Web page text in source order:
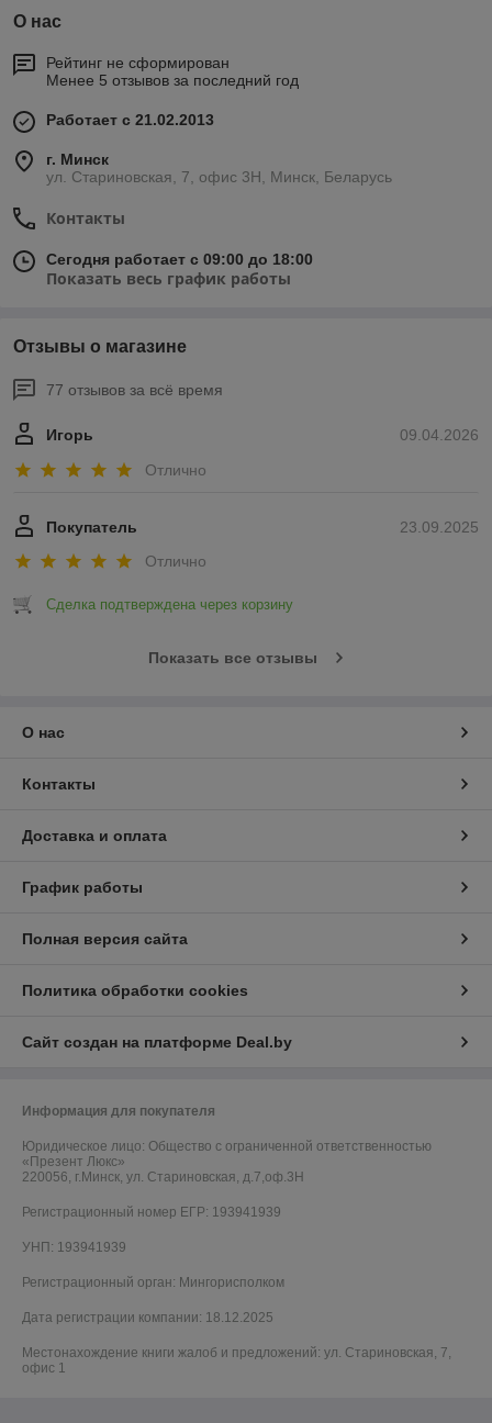
О нас
Рейтинг не сформирован
Менее 5 отзывов за последний год
Работает с 21.02.2013
г. Минск
ул. Стариновская, 7, офис 3Н, Минск, Беларусь
Контакты
Сегодня работает с 09:00 до 18:00
Показать весь график работы
Отзывы о магазине
77 отзывов за всё время
09.04.2026
Игорь
Отлично
23.09.2025
Покупатель
Отлично
Сделка подтверждена через корзину
Показать все отзывы
О нас
Контакты
Доставка и оплата
График работы
Полная версия сайта
Политика обработки cookies
Сайт создан на платформе Deal.by
Информация для покупателя
Юридическое лицо: Общество с ограниченной ответственностью
«Презент Люкс»
220056, г.Минск, ул. Стариновская, д.7,оф.3Н
Регистрационный номер ЕГР: 193941939
УНП: 193941939
Регистрационный орган: Мингорисполком
Дата регистрации компании: 18.12.2025
Местонахождение книги жалоб и предложений: ул. Стариновская, 7,
офис 1